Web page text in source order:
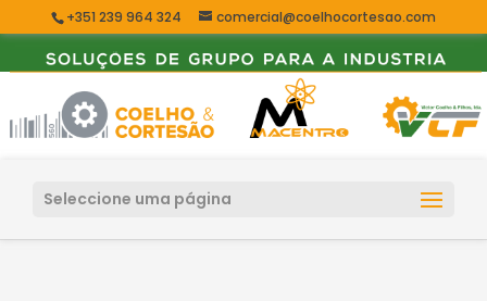
+351 239 964 324 comercial@coelhocortesao.com
Seleccione uma página